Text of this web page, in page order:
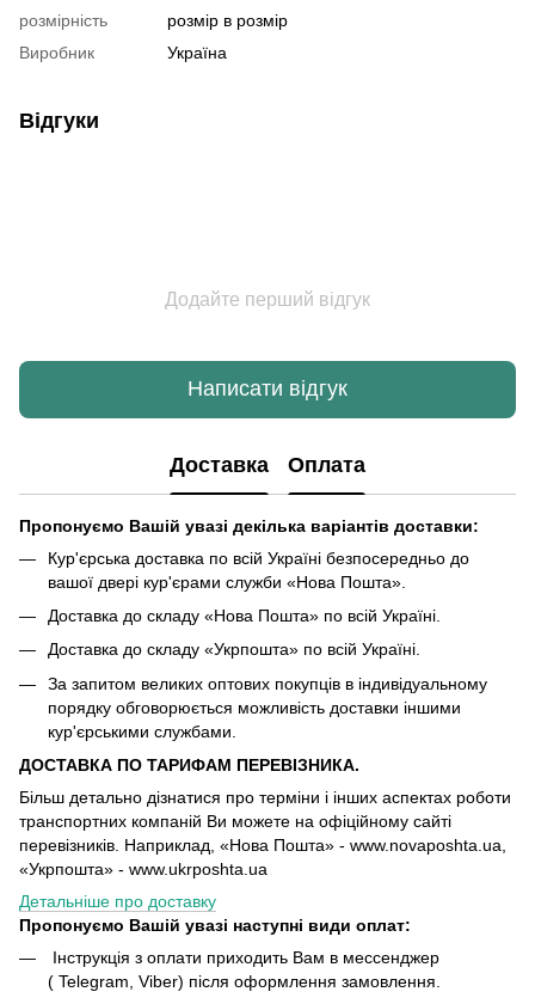
розмірність
розмір в розмір
Виробник
Україна
Відгуки
Додайте перший відгук
Написати відгук
Доставка Оплата
Пропонуємо Вашій увазі декілька варіантів доставки:
Кур'єрська доставка по всій Україні безпосередньо до
вашої двері кур'єрами служби «Нова Пошта».
Доставка до складу «Нова Пошта» по всій Україні.
Доставка до складу «Укрпошта» по всій Україні.
За запитом великих оптових покупців в індивідуальному
порядку обговорюється можливість доставки іншими
кур'єрськими службами.
ДОСТАВКА ПО ТАРИФАМ ПЕРЕВІЗНИКА.
Більш детально дізнатися про терміни і інших аспектах роботи
транспортних компаній Ви можете на офіційному сайті
перевізників. Наприклад, «Нова Пошта» - www.novaposhta.ua,
«Укрпошта» - www.ukrposhta.ua
Детальніше про доставку
Пропонуємо Вашій увазі наступні види оплат:
Інструкція з оплати приходить Вам в мессенджер
( Telegram, Viber) після оформлення замовлення.